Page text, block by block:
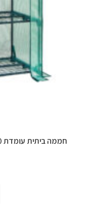
חממה ביתית עומדת 80×160 כוללת מדפים וכיסוי דגם 1612